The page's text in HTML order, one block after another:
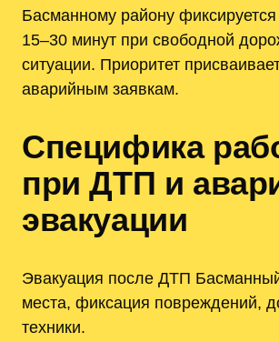
Басманному району
15–30 минут при свободной
ситуации. Приоритет
аварийным заявкам.
Специфика
при ДТП и
эвакуации
Эвакуация после ДТП
места, фиксация повреждений,
техники.